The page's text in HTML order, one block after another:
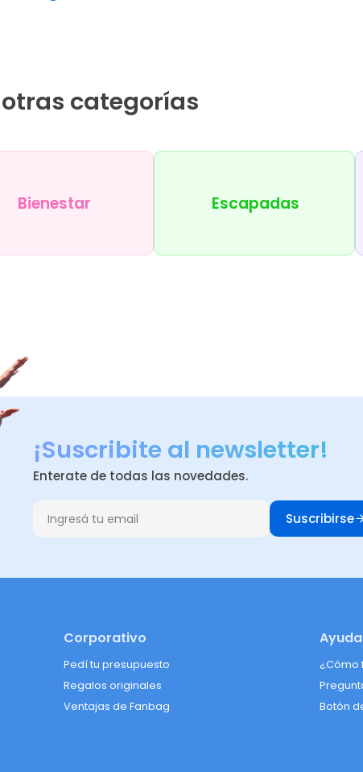
categorías
Bienestar Escapadas
¡Suscribite al newsletter!
Enterate de todas las novedades.
Suscribirse
Corporativo
Pedí tu presupuesto
Regalos originales
Ventajas de Fanbag
Ayuda
¿Cómo
Botón